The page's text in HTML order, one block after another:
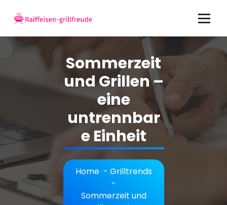
Sommerzeit
und Grillen –
eine
untrennbar
e Einheit
Home- Grilltrends
-
Sommerzeit und